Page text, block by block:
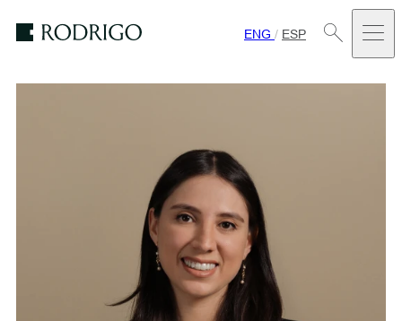
ENG / ESP